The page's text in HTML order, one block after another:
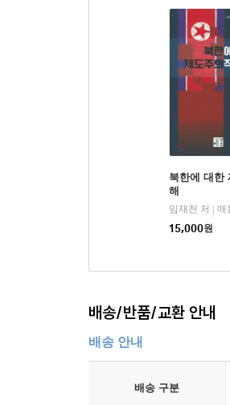
다. 총리에게 개혁 위임 및
라. 김정일의 ‘개혁 후퇴’ 선
02 지도자의 ‘적극적 정책
가. 지도자 권위 침투의 한
나. 지도자의 절충주의와
03 경제개혁 결정 과정에
｜제2절｜ 조직행태 : 경
01 과거 경험에 의존한 개
가. 개혁팀의 동질성, 경험
가. 표준행동절차의 급변과
다. '분권과 조정의 조화'에
03 조직간 이해관계 조정
북한에 대한
해
임재천 저
매
15,000원
배송/반품/교환 안내
배송 안내
배송 구분